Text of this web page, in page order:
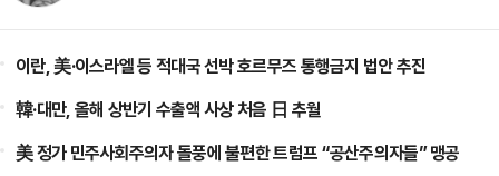
이란, 美·이스라엘 등 적대국 선박 호르무즈 통행금지 법안 추진
韓·대만, 올해 상반기 수출액 사상 처음 日 추월
美 정가 민주사회주의자 돌풍에 불편한 트럼프 “공산주의자들” 맹공